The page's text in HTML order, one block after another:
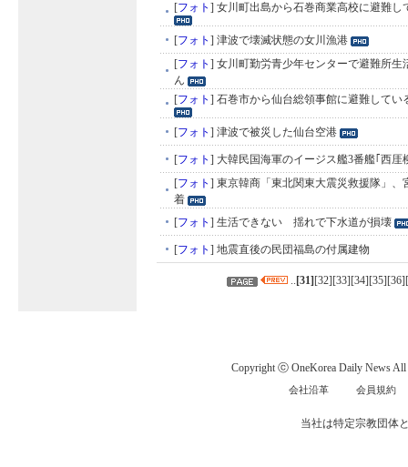
[フォト ] 女川町出島から石巻商業高校に避難し
[フォト ] 津波で壊滅状態の女川漁港
[フォト ] 女川町勤労青少年センターで避難所生
ん
[フォト ] 石巻市から仙台総領事館に避難してい
[フォト ] 津波で被災した仙台空港
[フォト ] 大韓民国海軍のイージス艦3番艦｢西厓
[フォト ] 東京韓商「東北関東大震災救援隊」、
着
[フォト ] 生活できない 揺れで下水道が損壊
[フォト ] 地震直後の民団福島の付属建物
.. [31] [32][33][34][35][36][
Copyright ⓒ OneKorea Daily News All
会社沿革 会員規約
当社は特定宗教団体